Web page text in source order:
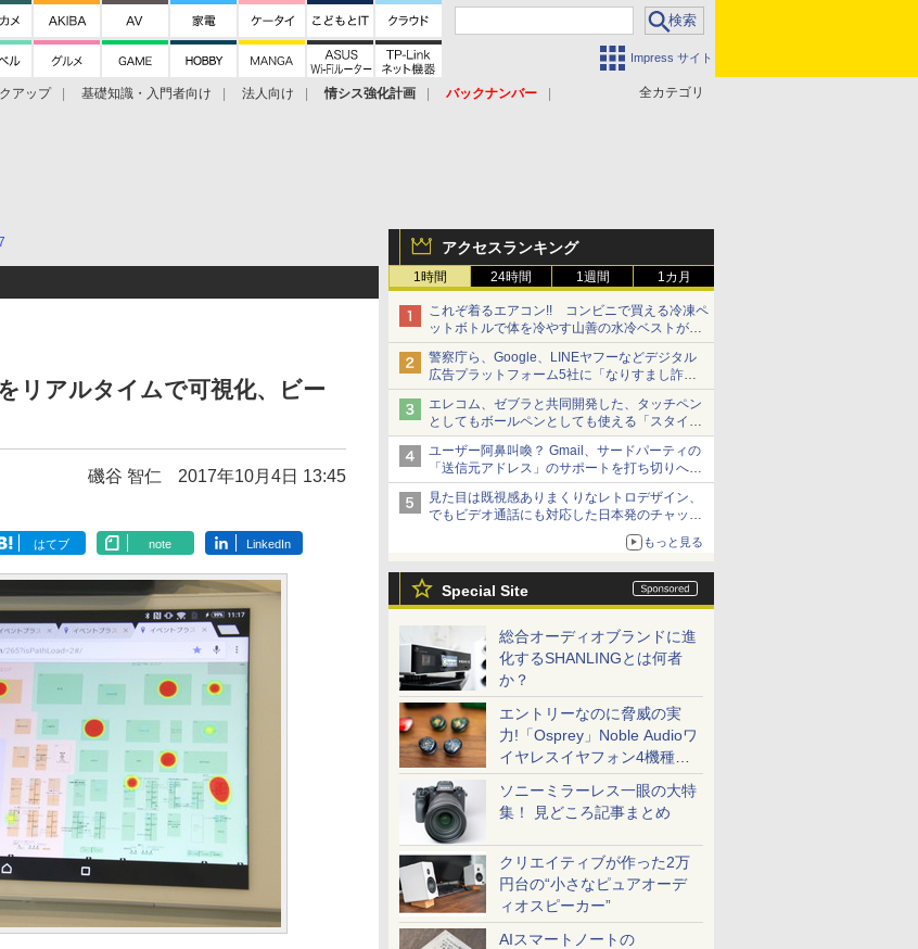
Impress サイト
全カテゴリ
アップ 基礎知識・入門者向け 法人向け 情シス強化計画
バックナンバー
アクセスランキング
1時間 24時間 1週間 1カ月
これぞ着るエアコン!! コンビニで買える冷凍ペ
ットボトルで体を冷やす山善の水冷ベストがロ
ードバイクにちょうどいい【ぼっち・ざ・ろー
ど！その14】【空いた時間でなにしてる？】
警察庁ら、Google、LINEヤフーなどデジタル
広告プラットフォーム5社に「なりすまし詐欺
広告」対策強化を要請 著名人の写真や映像を
使った投資詐欺などへの対策として
エレコム、ゼブラと共同開発した、タッチペン
としてもボールペンとしても使える「スタイラ
スツーウェイ」発売 iPadにも紙にも、持ち替
えずに書き込める
ユーザー阿鼻叫喚？ Gmail、サードパーティの
「送信元アドレス」のサポートを打ち切りへ
【やじうまWatch】
見た目は既視感ありまくりなレトロデザイン、
でもビデオ通話にも対応した日本発のチャット
もっと見る
Special Site
総合オーディオブランドに進
化するSHANLINGとは何者
か？
エントリーなのに脅威の実
力!「Osprey」Noble Audioワ
イヤレスイヤフォン4機種を
一気に聴く
ソニーミラーレス一眼の大特
集！ 見どころ記事まとめ
クリエイティブが作った2万
円台の“小さなピュアオーデ
ィオスピーカー”
AIスマートノートの
リアルタイムで可視化、ビー
磯谷 智仁 2017年10月4日 13:45
はてブ note LinkedIn